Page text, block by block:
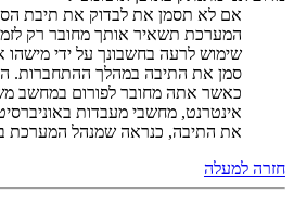
אם לא תסמן את לבדוק את תיבת
המערכת תשאיר אותך מחובר רק
שימוש לרעה בחשבונך על ידי
סמן את התיבה במהלך ההתחברות.
כאשר אתה מחובר לפורום במחשב
אינטרנט, מחשבי מעבדות
את התיבה, כנראה שמנהל המערכת
חזרה למעלה